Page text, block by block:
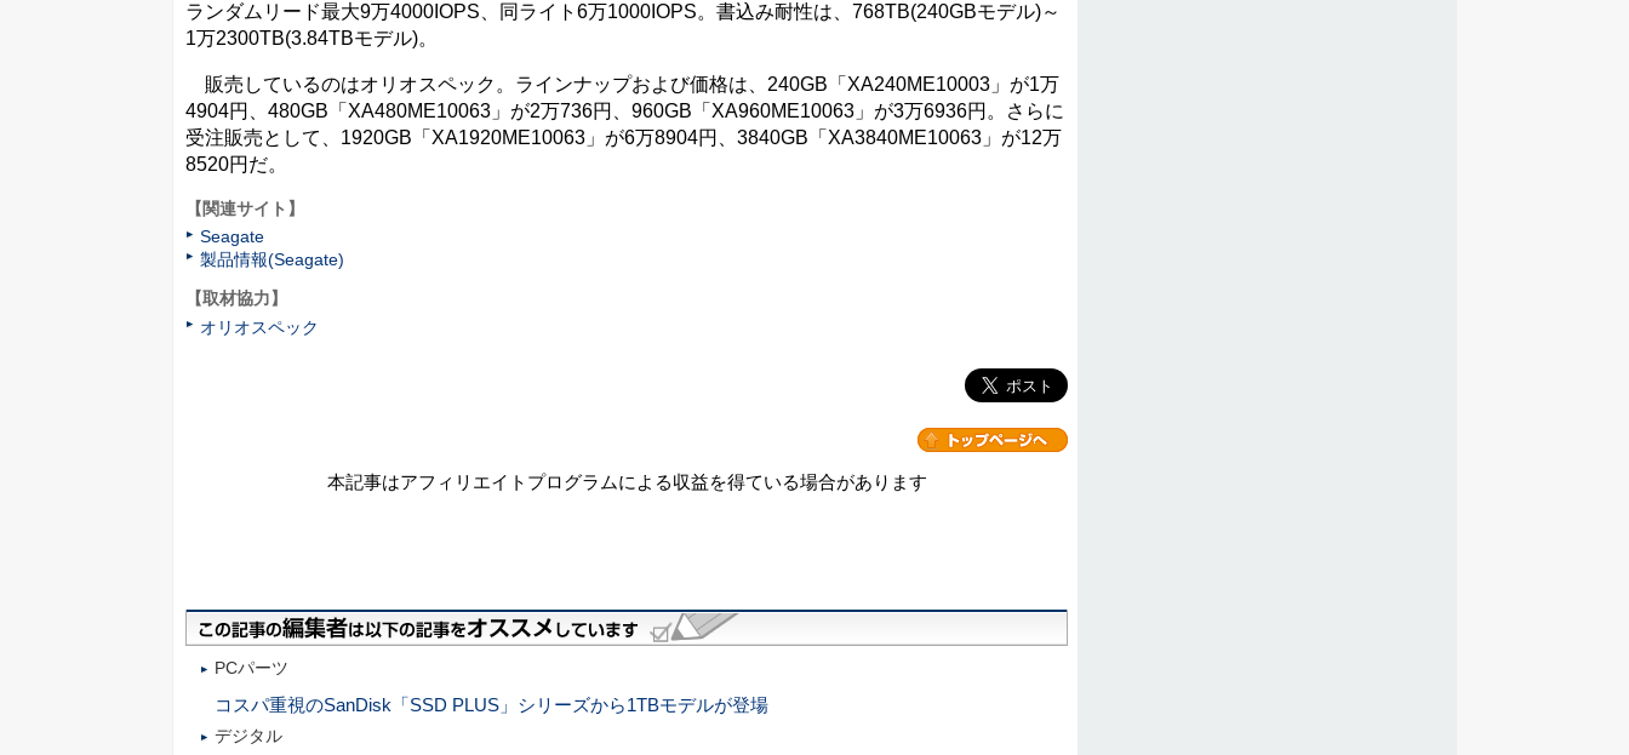
ランダムリード最大9万4000IOPS、同ライト6万1000IOPS。書込み耐性は、768TB(240GBモデル)～
1万2300TB(3.84TBモデル)。
販売しているのはオリオスペック。ラインナップおよび価格は、240GB「XA240ME10003」が1万
4904円、480GB「XA480ME10063」が2万736円、960GB「XA960ME10063」が3万6936円。さらに
受注販売として、1920GB「XA1920ME10063」が6万8904円、3840GB「XA3840ME10063」が12万
8520円だ。
【関連サイト】
Seagate
製品情報(Seagate)
【取材協力】
オリオスペック
本記事はアフィリエイトプログラムによる収益を得ている場合があります
PCパーツ
コスパ重視のSanDisk「SSD PLUS」シリーズから1TBモデルが登場
デジタル